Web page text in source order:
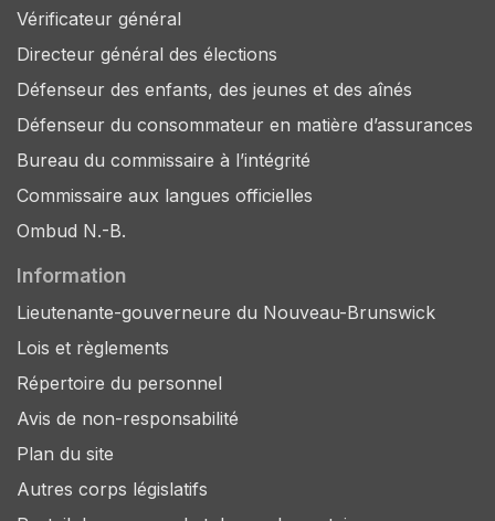
Vérificateur général
Directeur général des élections
Défenseur des enfants, des jeunes et des aînés
Défenseur du consommateur en matière d’assurances
Bureau du commissaire à l’intégrité
Commissaire aux langues officielles
Ombud N.-B.
Information
Lieutenante-gouverneure du Nouveau-Brunswick
Lois et règlements
Répertoire du personnel
Avis de non-responsabilité
Plan du site
Autres corps législatifs